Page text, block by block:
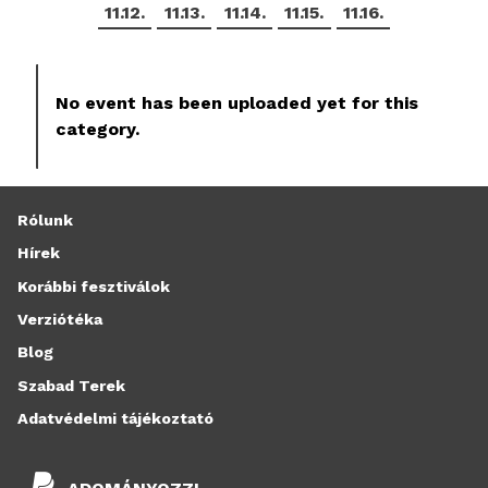
11.12.
11.13. 11.14. 11.15. 11.16.
No event has been uploaded yet for this
category.
Rólunk
Hírek
Korábbi fesztiválok
Verziótéka
Blog
Szabad Terek
Adatvédelmi tájékoztató